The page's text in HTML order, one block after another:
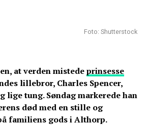
Foto: Shutterstock
at verden mistedeprinsesse
lillebror, Charles Spencer,
lige tung. Søndag markerede han
død med en stille og
familiens gods i Althorp.